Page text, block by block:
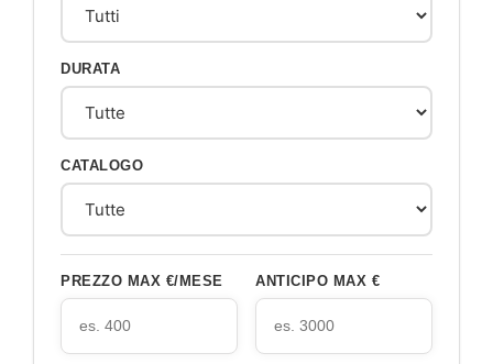
DURATA
CATALOGO
PREZZO MAX €/MESE ANTICIPO MAX €